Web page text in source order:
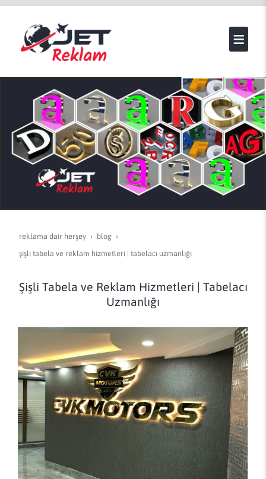
reklama dair herşey
blog
şişli tabela ve reklam hizmetleri | tabelacı uzmanlığı
Şişli Tabela ve Reklam Hizmetleri | Tabelacı
Uzmanlığı